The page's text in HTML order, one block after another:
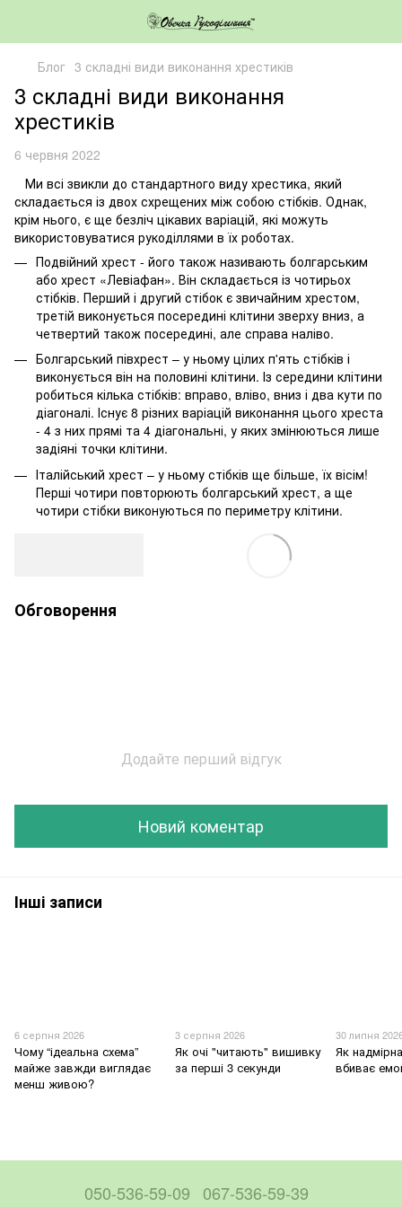
Блог 3 складні види виконання хрестиків
3 складні види виконання
хрестиків
6 червня 2022
Ми всі звикли до стандартного виду хрестика, який
складається із двох схрещених між собою стібків. Однак,
крім нього, є ще безліч цікавих варіацій, які можуть
використовуватися рукоділлями в їх роботах.
Подвійний хрест - його також називають болгарським
або хрест «Левіафан». Він складається із чотирьох
стібків. Перший і другий стібок є звичайним хрестом,
третій виконується посередині клітини зверху вниз, а
четвертий також посередині, але справа наліво.
Болгарський півхрест – у ньому цілих п'ять стібків і
виконується він на половині клітини. Із середини клітини
робиться кілька стібків: вправо, вліво, вниз і два кути по
діагоналі. Існує 8 різних варіацій виконання цього хреста
- 4 з них прямі та 4 діагональні, у яких змінюються лише
задіяні точки клітини.
Італійський хрест – у ньому стібків ще більше, їх вісім!
Перші чотири повторюють болгарський хрест, а ще
чотири стібки виконуються по периметру клітини.
Обговорення
Додайте перший відгук
Новий коментар
Інші записи
6 серпня 2026
Чому “ідеальна схема”
майже завжди виглядає
менш живою?
3 серпня 2026
Як очі "читають" вишивку
за перші 3 секунди
30 липня
Як
вбиває
050-536-59-09 067-536-59-39